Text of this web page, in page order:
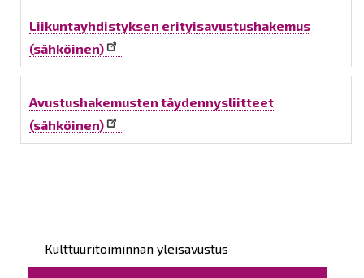
Päävalikko
Kulttuuritoiminnan yleisavustus
Liikuntayhdistyksen erityisavustushakemus
(sähköinen)
Avustushakemusten täydennysliitteet
(sähköinen)